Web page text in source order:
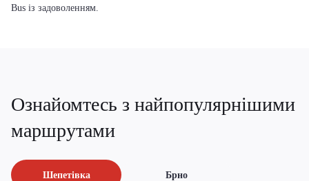
Bus із задоволенням.
Ознайомтесь з найпопулярнішими
маршрутами
Шепетівка Брно